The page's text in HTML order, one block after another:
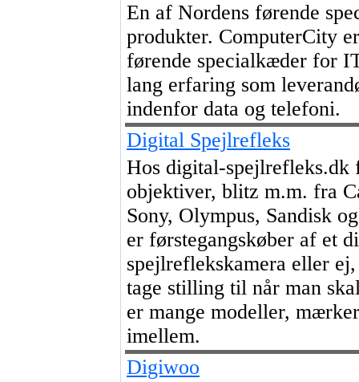
En af Nordens førende
produkter. ComputerCity
førende specialkæder for
lang erfaring som
indenfor data og telefoni.
Digital Spejlrefleks
Hos digital-spejlrefleks.dk
objektiver, blitz m.m. fra
Sony, Olympus, Sandisk
er førstegangskøber af et
spejlreflekskamera eller
tage stilling til når man
er mange modeller,
imellem.
Digiwoo